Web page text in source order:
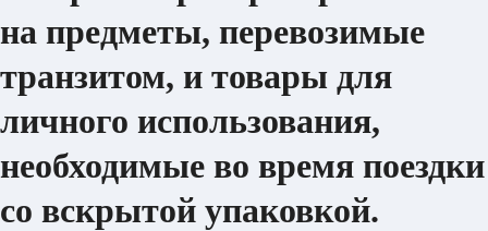
на предметы, перевозимые
транзитом, и товары для
личного использования,
необходимые во время поездки
со вскрытой упаковкой.